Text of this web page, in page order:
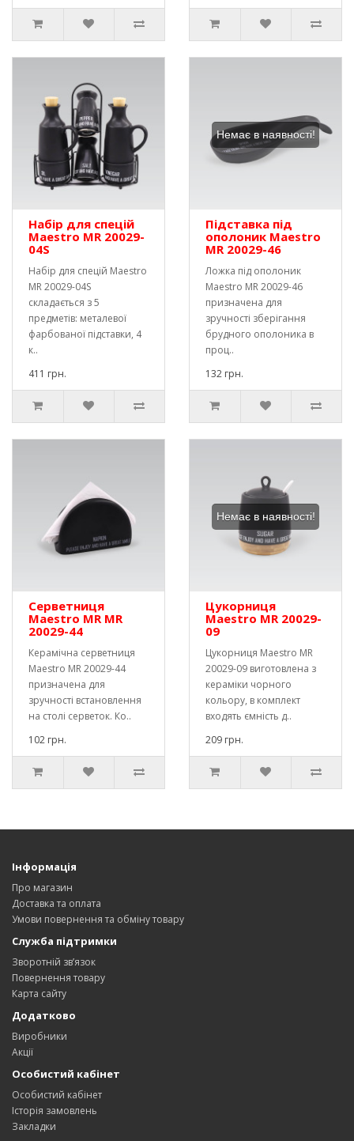
Набір для спецій
Maestro MR 20029-
04S
Набір для спецій Maestro
MR 20029-04S
складається з 5
предметів: металевої
фарбованої підставки, 4
к..
411 грн.
Немає в наявності!
Підставка під
ополоник Maestro
MR 20029-46
Ложка під ополоник
Maestro MR 20029-46
призначена для
зручності зберігання
брудного ополоника в
проц..
132 грн.
Серветниця
Maestro MR MR
20029-44
Керамічна серветниця
Maestro MR 20029-44
призначена для
зручності встановлення
на столі серветок. Ко..
102 грн.
Немає в наявності!
Цукорниця
Maestro MR 20029-
09
Цукорниця Maestro MR
20029-09 виготовлена ​​з
кераміки чорного
кольору, в комплект
входять ємність д..
209 грн.
Інформація
Про магазин
Доставка та оплата
Умови повернення та обміну товару
Служба підтримки
Зворотній зв’язок
Повернення товару
Карта сайту
Додатково
Виробники
Акції
Особистий кабінет
Особистий кабінет
Історія замовлень
Закладки